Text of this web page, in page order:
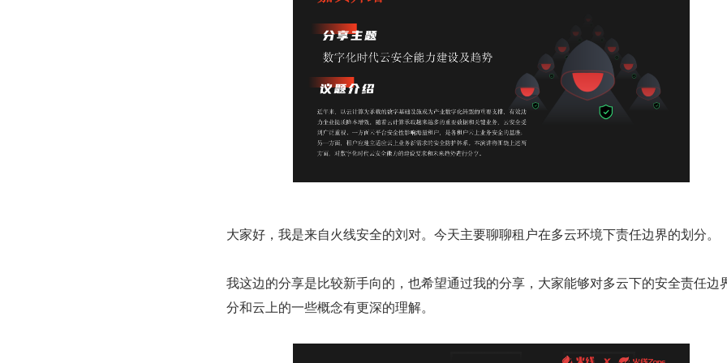
大家好，我是来自火线安全的刘对。今天主要聊聊租户在多云环境下责任边界的划分。
我这边的分享是比较新手向的，也希望通过我的分享，大家能够对多云下的安全责任边
分和云上的一些概念有更深的理解。